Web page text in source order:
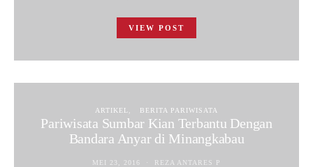
VIEW POST
ARTIKEL BERITA PARIWISATA
Pariwisata Sumbar Kian Terbantu Dengan
Bandara Anyar di Minangkabau
MEI 23, 2016 REZA ANTARES P